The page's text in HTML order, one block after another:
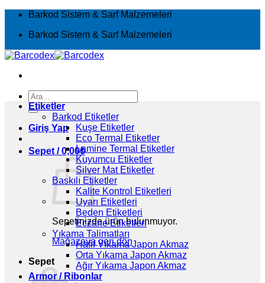
İçeriğeBarkod Sistem & Sarf Malzemeleri
Barkod Sistem & Sarf Malzemeleri
Ara:
Giriş Yap
Sepet /0,00₺
Sepetinizde ürün bulunmuyor.
Mağazaya geri dön
Sepet
Etiketler
Barkod Etiketler
Kuşe Etiketler
Eco Termal Etiketler
Lamine Termal Etiketler
Kuyumcu Etiketler
Silver Mat Etiketler
Baskılı Etiketler
Kalite Kontrol Etiketleri
Uyarı Etiketleri
Beden Etiketleri
Eczane Etiketleri
Yıkama Talimatları
Hafif Yıkama Japon Akmaz
Orta Yıkama Japon Akmaz
Ağır Yıkama Japon Akmaz
Armor / Ribonlar